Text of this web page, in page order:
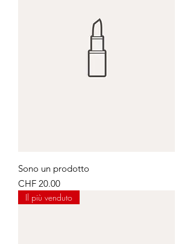
Sono un prodotto
Price
CHF 20.00
Il più venduto